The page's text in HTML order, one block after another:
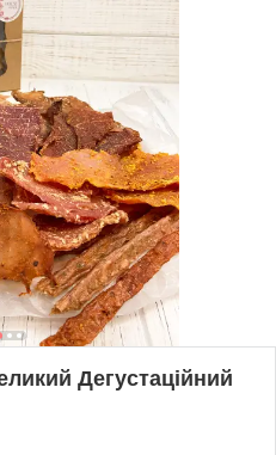
Дегустаційний